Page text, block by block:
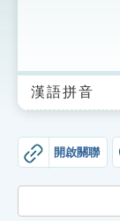
生字詞彙表
成語故事
索引選單
漢語拼音
開啟關聯